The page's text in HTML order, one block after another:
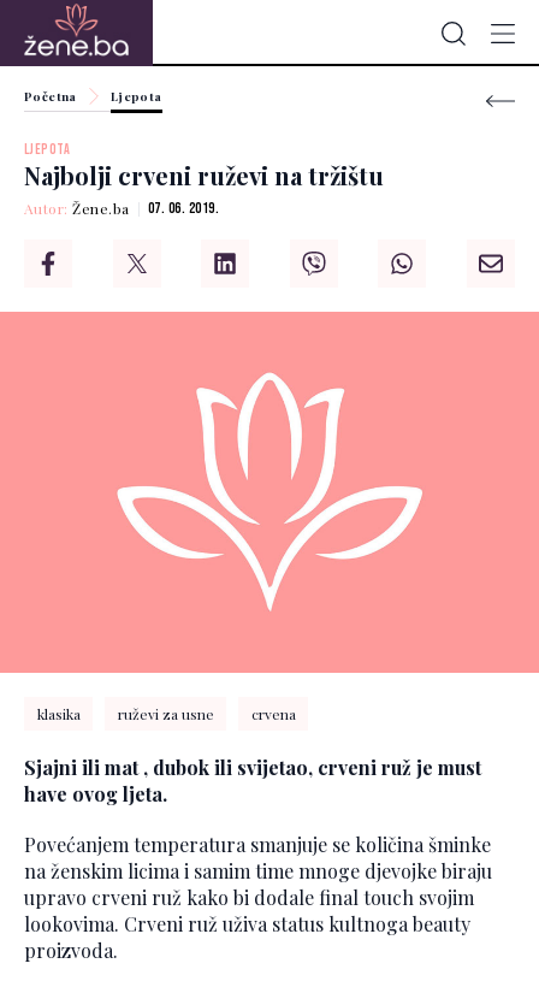
Početna Ljepota
LJEPOTA
Najbolji crveni ruževi na tržištu
Autor:Žene.ba 07. 06. 2019.
klasika ruževi za usne crvena
Sjajni ili mat , dubok ili svijetao, crveni ruž je must
have ovog ljeta.
Povećanjem temperatura smanjuje se količina šminke
na ženskim licima i samim time mnoge djevojke biraju
upravo crveni ruž kako bi dodale final touch svojim
lookovima. Crveni ruž uživa status kultnoga beauty
proizvoda.